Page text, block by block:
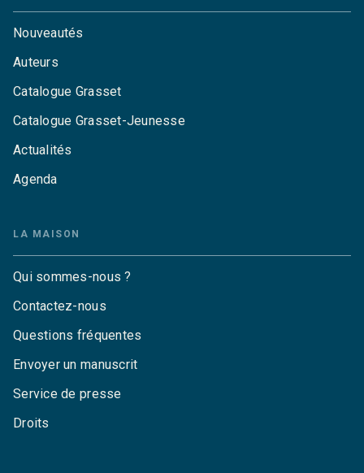
Nouveautés
Auteurs
Catalogue Grasset
Catalogue Grasset-Jeunesse
Actualités
Agenda
LA MAISON
Qui sommes-nous ?
Contactez-nous
Questions fréquentes
Envoyer un manuscrit
Service de presse
Droits